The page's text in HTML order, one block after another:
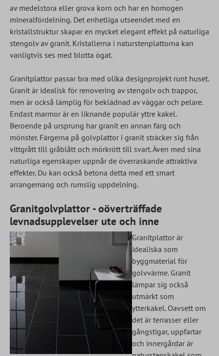
av medelstora eller grova korn och har en homogen
mineralfördelning. Det enhetliga utseendet med en
kristallstruktur skapar en mycket elegant effekt på naturliga
stengolv av granit. Kristallerna i naturstenplattorna kan
vanligtvis ses med blotta ögat.
Granitplattor passar bra med olika designprojekt runt huset.
Granit är idealisk för renovering av stengolv och trappor,
men är också lämplig för beklädnad av väggar och pelare.
Endast marmor är en liknande populär yttre kakel.
Beroende på ursprung har granit en annan färg och
mönster. Färgerna på golvplattor i granit sträcker sig från
vittgrått till gråblått och mörkrött till svart. Även med sina
naturliga egenskaper uppnår de överraskande attraktiva
effekter. Du kan också betona detta med ett smart
arrangemang och rumslig uppdelning.
Granitgolvplattor - oöverträffade
levnadsupplevelser ute och inne
Granitplattor är
idealiska som
byggmaterial för
golvvärme. Granit
lämpar sig också
utmärkt som
ytterkakel. Oavsett om
det är terrasser eller
gångstigar, uppfartar
och innergårdar är